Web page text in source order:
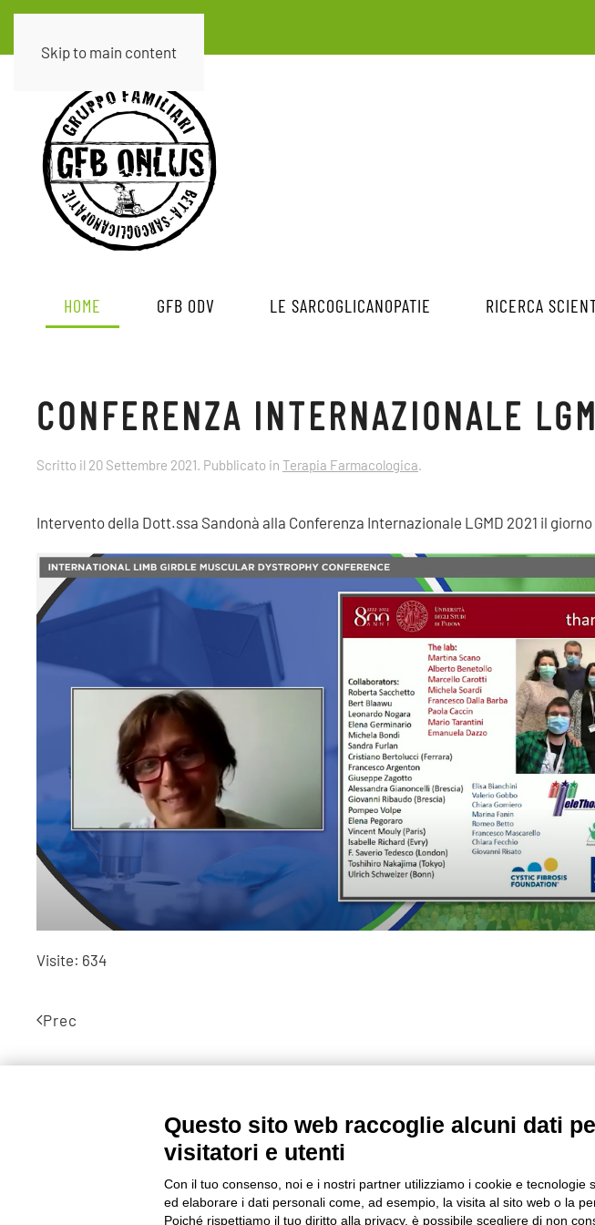
Skip to main content
HOME GFB ODV LE SARCOGLICANOPATIE RICERCA
CONFERENZA INTERNAZIONALE
Scritto il 20 Settembre 2021. Pubblicato in Terapia Farmacologica.
Intervento della Dott.ssa Sandonà alla Conferenza Internazionale LGMD 2021 il
Visite: 634
Prec
©2020 GFBONLUS.IT - GRUPPO FAMILIARI BETA-SARCOGLICANOPATIE
INFO@BETA-SARCOGLICANOPATIE.IT
TALAMONA - SO ITALIA
Questo sito web raccoglie alcuni dati
visitatori e utenti
Con il tuo consenso, noi e i nostri partner utilizziamo i cookie e tecnologie
ed elaborare i dati personali come, ad esempio, la visita al sito web o la
Poiché rispettiamo il tuo diritto alla privacy, è possibile scegliere di non